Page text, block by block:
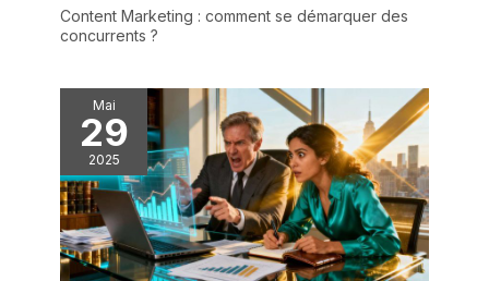
Content Marketing : comment se démarquer des
concurrents ?
Mai
29
2025